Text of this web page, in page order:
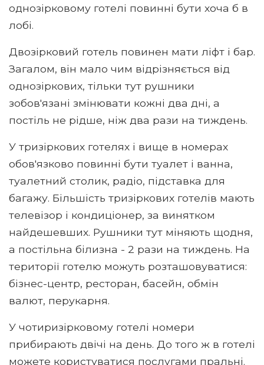
однозірковому готелі повинні бути хоча б в
лобі.
Двозірковий готель повинен мати ліфт і бар.
Загалом, він мало чим відрізняється від
однозіркових, тільки тут рушники
зобов'язані змінювати кожні два дні, а
постіль не рідше, ніж два рази на тиждень.
У тризіркових готелях і вище в номерах
обов'язково повинні бути туалет і ванна,
туалетний столик, радіо, підставка для
багажу. Більшість тризіркових готелів мають
телевізор і кондиціонер, за винятком
найдешевших. Рушники тут міняють щодня,
а постільна білизна - 2 рази на тиждень. На
території готелю можуть розташовуватися:
бізнес-центр, ресторан, басейн, обмін
валют, перукарня.
У чотиризірковому готелі номери
прибирають двічі на день. До того ж в готелі
можете користуватися послугами пральні.